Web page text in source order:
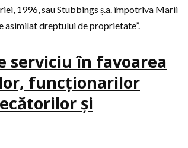
1996, sau Stubbings ș.a. împotriva Marii
asimilat dreptului de proprietate”.
serviciu în favoarea
funcționarilor
și